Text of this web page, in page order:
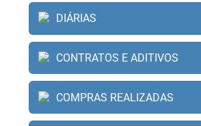
DIÁRIAS
CONTRATOS E ADITIVOS
COMPRAS REALIZADAS